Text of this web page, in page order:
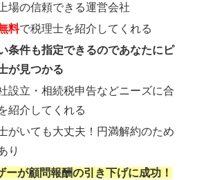
場の信頼できる運営会社
料で税理士を紹介してくれる
条件も指定できるのであなたにピ
が見つかる
設立・相続税申告などニーズに合
紹介してくれる
がいても大丈夫！円満解約のため
り
ーが顧問報酬の引き下げに成功！